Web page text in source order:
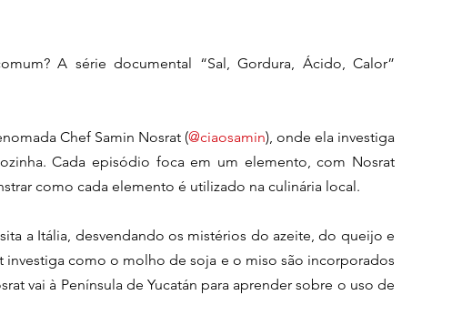
A série documental “Sal, Gordura, Ácido, Calor”
Chef Samin Nosrat (@ciaosamin), onde ela investiga
Cada episódio foca em um elemento, com Nosrat
como cada elemento é utilizado na culinária local.
a Itália, desvendando os mistérios do azeite, do queijo e
investiga como o molho de soja e o miso são incorporados
vai à Península de Yucatán para aprender sobre o uso de